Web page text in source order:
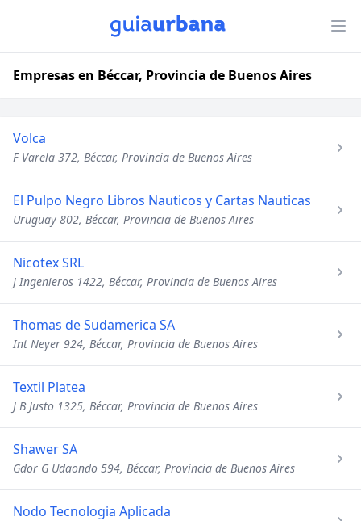
Empresas en Béccar, Provincia de Buenos Aires
Volca
F Varela 372, Béccar, Provincia de Buenos Aires
El Pulpo Negro Libros Nauticos y Cartas Nauticas
Uruguay 802, Béccar, Provincia de Buenos Aires
Nicotex SRL
J Ingenieros 1422, Béccar, Provincia de Buenos Aires
Thomas de Sudamerica SA
Int Neyer 924, Béccar, Provincia de Buenos Aires
Textil Platea
J B Justo 1325, Béccar, Provincia de Buenos Aires
Shawer SA
Gdor G Udaondo 594, Béccar, Provincia de Buenos Aires
Nodo Tecnologia Aplicada